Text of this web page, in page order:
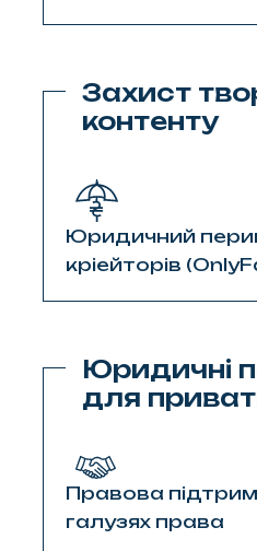
Захист
контенту
Юридичний
кріейторів
Юридичні
для
Правова
галузях права